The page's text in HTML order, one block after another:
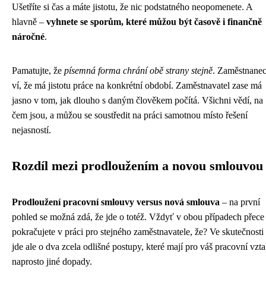
Ušetříte si čas a máte jistotu, že nic podstatného neopomenete. A
hlavně – vyhnete se sporům, které můžou být časově i finančně
náročné.
Pamatujte, že písemná forma chrání obě strany stejně. Zaměstnanec
ví, že má jistotu práce na konkrétní období. Zaměstnavatel zase má
jasno v tom, jak dlouho s daným člověkem počítá. Všichni vědí, na
čem jsou, a můžou se soustředit na práci samotnou místo řešení
nejasností.
Rozdíl mezi prodloužením a novou smlouvou
Prodloužení pracovní smlouvy versus nová smlouva – na první
pohled se možná zdá, že jde o totéž. Vždyť v obou případech přece
pokračujete v práci pro stejného zaměstnavatele, že? Ve skutečnosti
jde ale o dva zcela odlišné postupy, které mají pro váš pracovní
naprosto jiné dopady.